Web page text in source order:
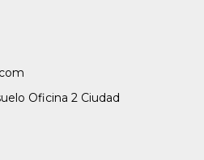
Oficina 2 Ciudad